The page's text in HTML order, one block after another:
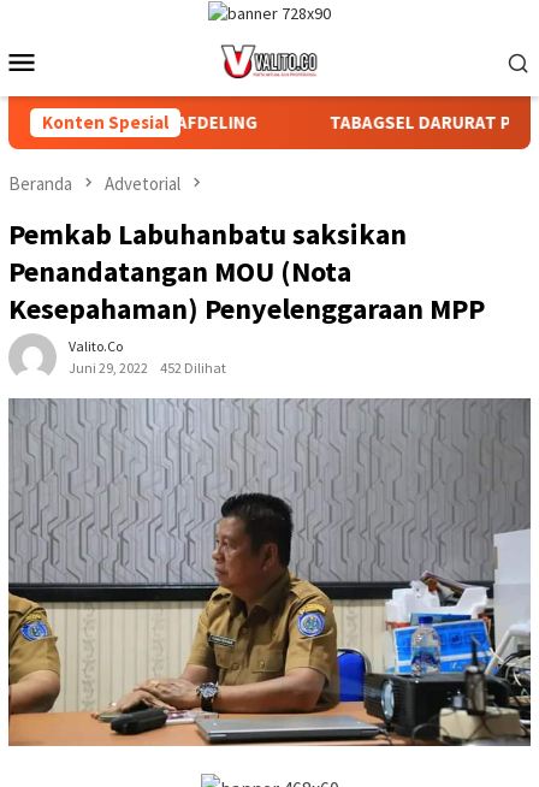
konten
Mobile
Konten Spesial
BAGIAN DAN AFDELING TABAGSEL DARURAT
Beranda Advetorial
Pemkab Labuhanbatu saksikan
Penandatangan MOU (Nota
Kesepahaman) Penyelenggaraan MPP
Valito.co
Juni 29, 2022
452 Dilihat